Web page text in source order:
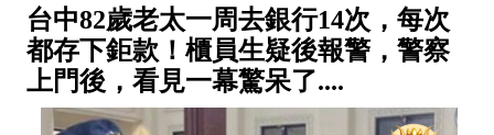
台中82歲老太一周去銀行14次，每次
都存下鉅款！櫃員生疑後報警，警察
上門後，看見一幕驚呆了....